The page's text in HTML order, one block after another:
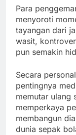
Para
menyoroti
tayangan dari
wasit,
pun semakin
Secara
pentingnya
memutar ulang
memperkaya
membangun
dunia sepak